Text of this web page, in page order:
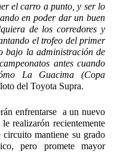
el carro a punto, y ser lo
en poder dar un buen
de los corredores y
el trofeo del primer
bajo la administración de
antes cuando
La Guacima (Copa
del Toyota Supra.
enfrentarse  a un nuevo
realizarón recientemente
mantiene su grado
pero promete mayor